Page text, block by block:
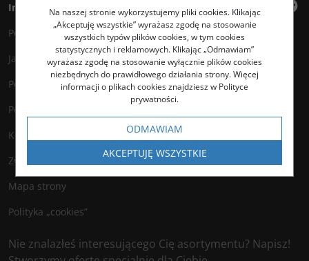
Informacje
Polityka prywatności
Jak kupować?
Polityka legalności
Polityka antyspamowa
Kontakt
Zwroty
Mapa strony
Polityka „cookies”
Nie znalazłeś interesującego Cię asortymentu? Napisz!
Na naszej stronie wykorzystujemy pliki cookies. Klikając
„Akceptuję wszystkie” wyrażasz zgodę na stosowanie
wszystkich typów plików cookies, w tym cookies
statystycznych i reklamowych. Klikając „Odmawiam”
wyrażasz zgodę na stosowanie wyłącznie plików cookies
niezbędnych do prawidłowego działania strony. Więcej
informacji o plikach cookies znajdziesz w Polityce
prywatności.
ODMAWIAM
AKCEPTUJĘ WSZYSTKIE